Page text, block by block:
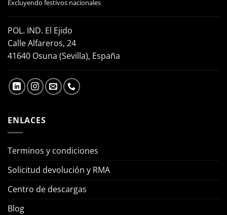
Excluyendo festivos nacionales
POL. IND. El Ejido
Calle Alfareros, 24
41640 Osuna (Sevilla), España
ENLACES
Terminos y condiciones
Solicitud devolución y RMA
Centro de descargas
Blog